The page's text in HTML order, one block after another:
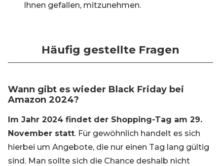
Ihnen gefallen, mitzunehmen.
Häufig gestellte Fragen
Wann gibt es wieder Black Friday bei
Amazon 2024?
Im Jahr 2024 findet der Shopping-Tag am 29.
November statt. Für gewöhnlich handelt es sich
hierbei um Angebote, die nur einen Tag lang gültig
sind. Man sollte sich die Chance deshalb nicht